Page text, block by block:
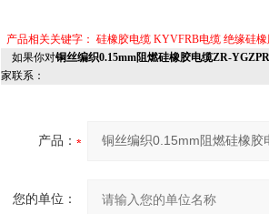
产品相关关键字： 硅橡胶电缆 KYVFRB电缆 绝缘硅
如果你对铜丝编织0.15mm阻燃硅橡胶电缆ZR-YGZPR
家联系：
产品：
您的单位：